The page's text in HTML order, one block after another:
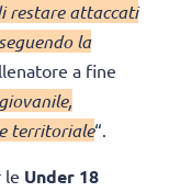
restare attaccati
la
a fine
territoriale“.
le Under 18